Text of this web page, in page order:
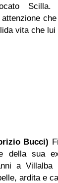
Scilla.
vita che
Bucci)
della sua
a
ardita e